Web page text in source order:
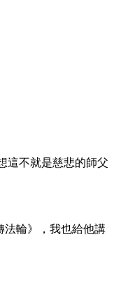
這不就是慈悲的師父
法輪》，我也給他講